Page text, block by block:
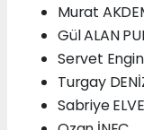
Murat
Gül ALAN
Servet Engin
Turgay
Sabriye